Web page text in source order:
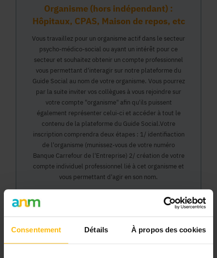
Consentement Détails À propos des cookies
Organisme (hors indépendant) :
Hôpitaux, CPAS, Maison de repos, etc
Vous travaillez pour un organisme actif dans le secteur
psycho-médico-social ou ayant un intérêt pour ce
secteur et souhaitez obtenir un compte professionnel
vous permettant d'interagir sur notre plateforme du
Guide Social au nom de votre organisme. Vous pourrez
par la suite inviter vos collègues à vous rejoindre sur
votre compte "organisme" afin qu'ils puissent
également représenter celui-ci et accéder à tout le
contenu de la plateforme du Guide Social.Votre
inscription comprendra deux étapes : 1/ identifiaction
de l'organisme (munissez-vous de votre numéro
Banque Carrefour de l'Entreprise) 2/ création de votre
compte individuel professionnel lié à cet organisme et
vous permettant d'agir en son nom.